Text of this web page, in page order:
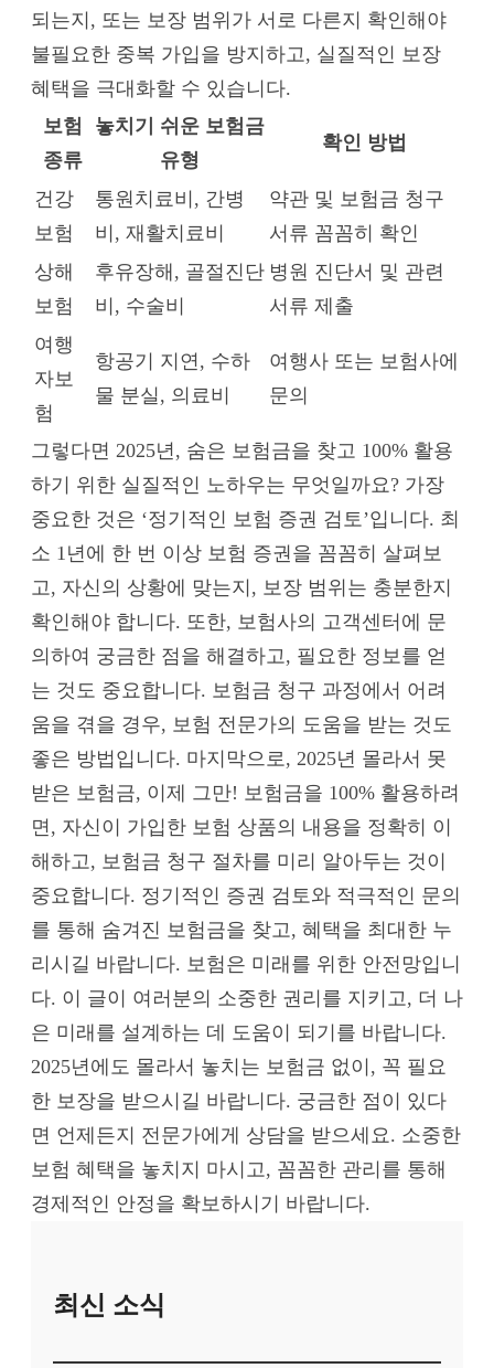
되는지, 또는 보장 범위가 서로 다른지 확인해야
불필요한 중복 가입을 방지하고, 실질적인 보장
혜택을 극대화할 수 있습니다.
보험
종류
놓치기 쉬운 보험금
유형
확인 방법
건강
보험
통원치료비, 간병
비, 재활치료비
약관 및 보험금 청구
서류 꼼꼼히 확인
상해
보험
후유장해, 골절진단
비, 수술비
병원 진단서 및 관련
서류 제출
여행
자보
험
항공기 지연, 수하
물 분실, 의료비
여행사 또는 보험사에
문의
그렇다면 2025년, 숨은 보험금을 찾고 100% 활용
하기 위한 실질적인 노하우는 무엇일까요? 가장
중요한 것은 ‘정기적인 보험 증권 검토’입니다. 최
소 1년에 한 번 이상 보험 증권을 꼼꼼히 살펴보
고, 자신의 상황에 맞는지, 보장 범위는 충분한지
확인해야 합니다. 또한, 보험사의 고객센터에 문
의하여 궁금한 점을 해결하고, 필요한 정보를 얻
는 것도 중요합니다. 보험금 청구 과정에서 어려
움을 겪을 경우, 보험 전문가의 도움을 받는 것도
좋은 방법입니다. 마지막으로, 2025년 몰라서 못
받은 보험금, 이제 그만! 보험금을 100% 활용하려
면, 자신이 가입한 보험 상품의 내용을 정확히 이
해하고, 보험금 청구 절차를 미리 알아두는 것이
중요합니다. 정기적인 증권 검토와 적극적인 문의
를 통해 숨겨진 보험금을 찾고, 혜택을 최대한 누
리시길 바랍니다. 보험은 미래를 위한 안전망입니
다. 이 글이 여러분의 소중한 권리를 지키고, 더 나
은 미래를 설계하는 데 도움이 되기를 바랍니다.
2025년에도 몰라서 놓치는 보험금 없이, 꼭 필요
한 보장을 받으시길 바랍니다. 궁금한 점이 있다
면 언제든지 전문가에게 상담을 받으세요. 소중한
보험 혜택을 놓치지 마시고, 꼼꼼한 관리를 통해
경제적인 안정을 확보하시기 바랍니다.
최신 소식